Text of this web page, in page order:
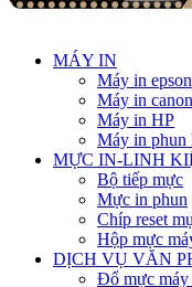
MÁY IN
Máy in epson
Máy in canon
Máy in HP
Máy in phun
MỰC IN-LINH
Bộ tiếp mực
Mực in phun
Chíp reset
Hộp mực
DỊCH VỤ VĂN
Đổ mực máy